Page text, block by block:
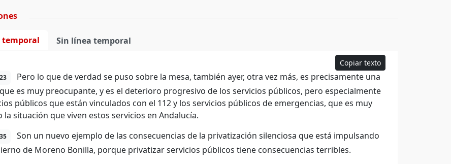
temporal Sin línea temporal
Copiar texto
Pero lo que de verdad se puso sobre la mesa, también ayer, otra vez más, es precisamente una
es muy preocupante, y es el deterioro progresivo de los servicios públicos, pero especialmente
públicos que están vinculados con el 112 y los servicios públicos de emergencias, que es muy
la situación que viven estos servicios en Andalucía.
Son un nuevo ejemplo de las consecuencias de la privatización silenciosa que está impulsando
de Moreno Bonilla, porque privatizar servicios públicos tiene consecuencias terribles.